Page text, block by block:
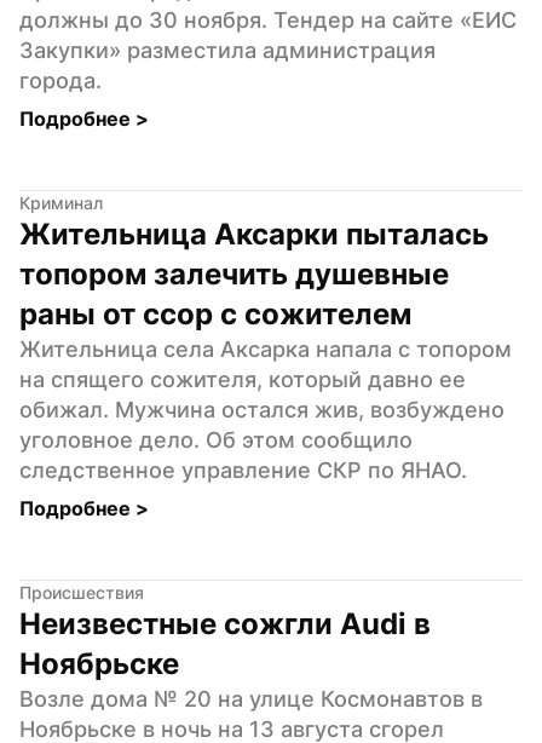
должны до 30 ноября. Тендер на сайте «ЕИС
Закупки» разместила администрация
города.
Подробнее >
Криминал
Жительница Аксарки пыталась
топором залечить душевные
раны от ссор с сожителем
Жительница села Аксарка напала с топором
на спящего сожителя, который давно ее
обижал. Мужчина остался жив, возбуждено
уголовное дело. Об этом сообщило
следственное управление СКР по ЯНАО.
Подробнее >
Происшествия
Неизвестные сожгли Audi в
Ноябрьске
Возле дома № 20 на улице Космонавтов в
Ноябрьске в ночь на 13 августа сгорел